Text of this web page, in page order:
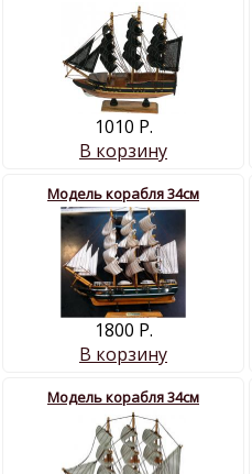
1010 Р.
В корзину
Модель корабля 34см
1800 Р.
В корзину
Модель корабля 34см